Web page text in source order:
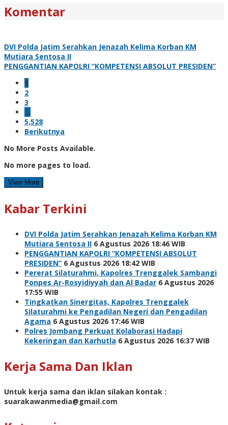
Komentar
DVI Polda Jatim Serahkan Jenazah Kelima Korban KM
Mutiara Sentosa II
PENGGANTIAN KAPOLRI “KOMPETENSI ABSOLUT PRESIDEN”
1
2
3
…
5,528
Berikutnya
No More Posts Available.
No more pages to load.
View More
Kabar Terkini
DVI Polda Jatim Serahkan Jenazah Kelima Korban KM
Mutiara Sentosa II 6 Agustus 2026 18:46 WIB
PENGGANTIAN KAPOLRI “KOMPETENSI ABSOLUT
PRESIDEN” 6 Agustus 2026 18:42 WIB
Pererat Silaturahmi, Kapolres Trenggalek Sambangi
Ponpes Ar-Rosyidiyyah dan Al Badar 6 Agustus 2026
17:55 WIB
Tingkatkan Sinergitas, Kapolres Trenggalek
Silaturahmi ke Pengadilan Negeri dan Pengadilan
Agama 6 Agustus 2026 17:46 WIB
Polres Jombang Perkuat Kolaborasi Hadapi
Kekeringan dan Karhutla 6 Agustus 2026 16:37 WIB
Kerja Sama Dan Iklan
Untuk kerja sama dan iklan silakan kontak :
suarakawanmedia@gmail.com